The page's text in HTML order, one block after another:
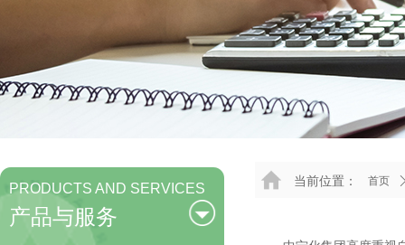
首页
当前位置：
PRODUCTS AND SERVICES
产品与服务